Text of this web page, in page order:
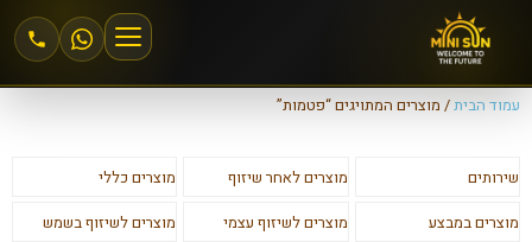
אזור אישי
עמוד הבית/ מוצרים המתויגים “פטמות”
שירותים מוצרים לאחר שיזוף
מוצרים כללי
מוצרים במבצע
מוצרים לשיזוף עצמי
מוצרים לשיזוף בשמש